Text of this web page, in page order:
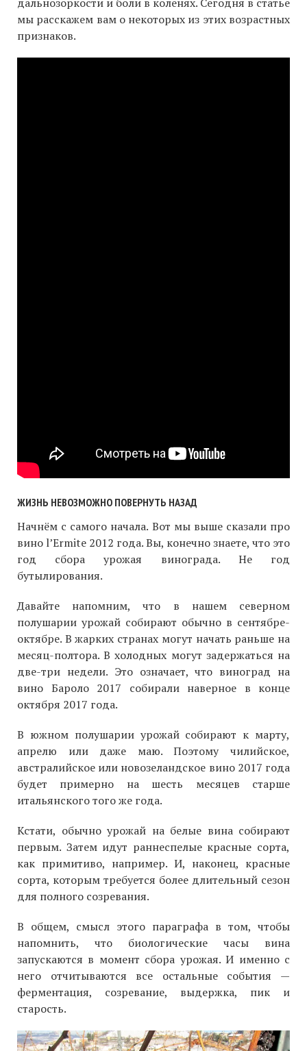
мы расскажем вам о некоторых из этих возрастных
признаков.
ЖИЗНЬ НЕВОЗМОЖНО ПОВЕРНУТЬ НАЗАД
Начнём с самого начала. Вот мы выше сказали про
вино l’Ermite 2012 года. Вы, конечно знаете, что это
год сбора урожая винограда. Не год
бутылирования.
Давайте напомним, что в нашем северном
полушарии урожай собирают обычно в сентябре-
октябре. В жарких странах могут начать раньше на
месяц-полтора. В холодных могут задержаться на
две-три недели. Это означает, что виноград на
вино Бароло 2017 собирали наверное в конце
октября 2017 года.
В южном полушарии урожай собирают к марту,
апрелю или даже маю. Поэтому чилийское,
австралийское или новозеландское вино 2017 года
будет примерно на шесть месяцев старше
итальянского того же года.
Кстати, обычно урожай на белые вина собирают
первым. Затем идут раннеспелые красные сорта,
как примитиво, например. И, наконец, красные
сорта, которым требуется более длительный сезон
для полного созревания.
В общем, смысл этого параграфа в том, чтобы
напомнить, что биологические часы вина
запускаются в момент сбора урожая. И именно с
него отчитываются все остальные события —
ферментация, созревание, выдержка, пик и
старость.